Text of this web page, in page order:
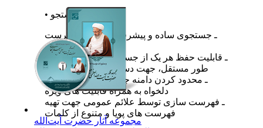
مجموعه آثار آیت الله العظمی
صافی گلپایگانی (ره)
موجود نیست
• جستجو
ـ جستجوی ساده و پیشرفته در متن و فهرست
کتب برنامه
ـ قابلیت حفظ هر یک از جستجوهای انجام ‌‌شده به
طور مستقل، جهت دسترسی ‌آسان به آن‌ ها
ـ محدود کردن دامنه جستجو به متن یا متون
دلخواه به همراه قابلیت‌ های ویژه
ـ فهرست‌ سازی توسط علائم عمومی جهت تهیه
فهرست‌ های پویا و متنوع از کلمات